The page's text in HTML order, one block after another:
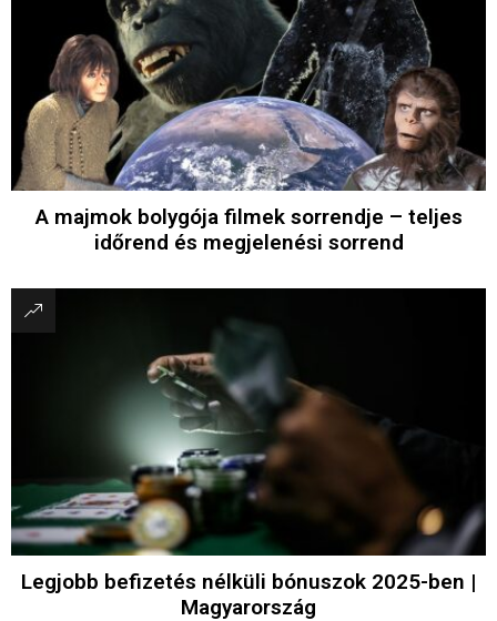
A majmok bolygója filmek sorrendje – teljes
időrend és megjelenési sorrend
Legjobb befizetés nélküli bónuszok 2025-ben |
Magyarország